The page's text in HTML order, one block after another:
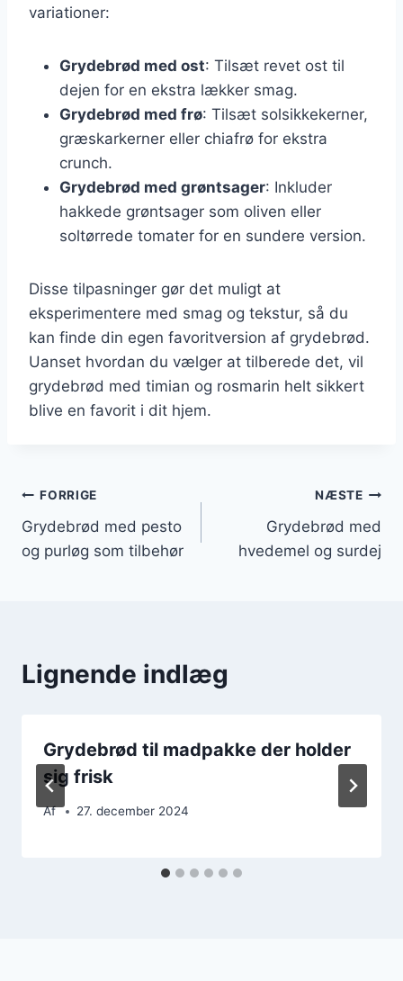
variationer:
Grydebrød med ost: Tilsæt revet ost til
dejen for en ekstra lækker smag.
Grydebrød med frø: Tilsæt solsikkekerner,
græskarkerner eller chiafrø for ekstra
crunch.
Grydebrød med grøntsager: Inkluder
hakkede grøntsager som oliven eller
soltørrede tomater for en sundere version.
Disse tilpasninger gør det muligt at
eksperimentere med smag og tekstur, så du
kan finde din egen favoritversion af grydebrød.
Uanset hvordan du vælger at tilberede det, vil
grydebrød med timian og rosmarin helt sikkert
blive en favorit i dit hjem.
Indlægsnavigation
FORRIGE
Grydebrød med pesto
og purløg som tilbehør
NÆSTE
Grydebrød med
hvedemel og surdej
Lignende indlæg
Grydebrød til madpakke der holder
sig frisk
Af 27. december 2024